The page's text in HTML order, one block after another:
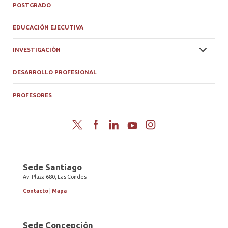
POSTGRADO
EDUCACIÓN EJECUTIVA
INVESTIGACIÓN
DESARROLLO PROFESIONAL
PROFESORES
Twitter FacebookLinkedInYouTubeInstagram
Sede Santiago
Av. Plaza 680, Las Condes
Contacto Mapa
Sede Concepción